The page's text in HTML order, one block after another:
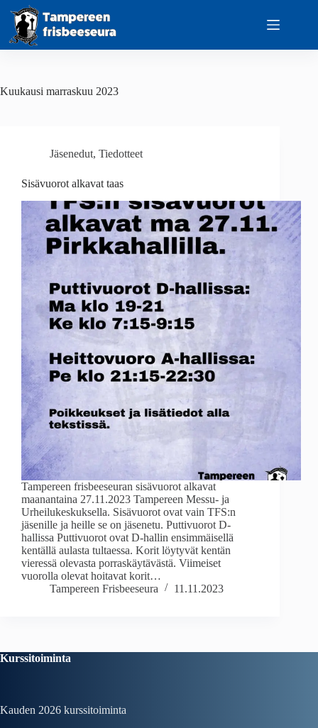
content
Kuukausi marraskuu 2023
Jäsenedut, Tiedotteet
Sisävuorot alkavat taas
Tampereen frisbeeseuran sisävuorot alkavat
maanantaina 27.11.2023 Tampereen Messu- ja
Urheilukeskuksella. Sisävuorot ovat vain TFS:n
jäsenille ja heille se on jäsenetu. Puttivuorot D-
hallissa Puttivuorot ovat D-hallin ensimmäisellä
kentällä aulasta tultaessa. Korit löytyvät kentän
vieressä olevasta porraskäytävästä. Viimeiset
vuorolla olevat hoitavat korit…
Tampereen Frisbeeseura
11.11.2023
Kurssitoiminta
Kauden 2026 kurssitoiminta